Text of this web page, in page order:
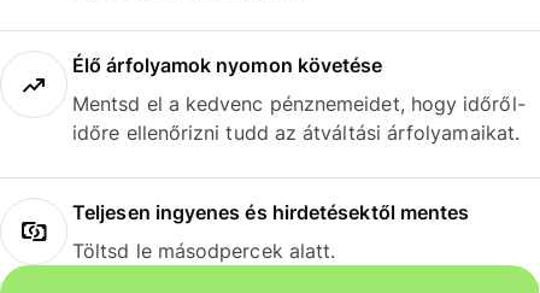
Élő árfolyamok nyomon követése
Mentsd el a kedvenc pénznemeidet, hogy időről-
időre ellenőrizni tudd az átváltási árfolyamaikat.
Teljesen ingyenes és hirdetésektől mentes
Töltsd le másodpercek alatt.